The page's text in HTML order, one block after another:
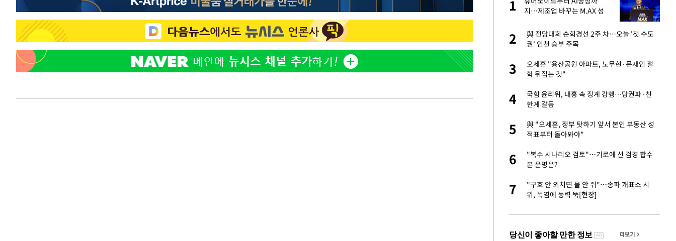
어 이혼…애 못 낳아 미안했
다"
2
렸습니다"
3
백혈병 재발 최성원 "치료가 날 죽이는 것 같
았다" 눈물
4
1
지…제조업 바꾸는 M.AX 성
2
與 전당대회 순회경선 2주 차…오늘 '첫 수도
권' 인천 승부 주목
3
오세훈 "용산공원 아파트, 노무현·문재인 철
학 뒤집는 것"
4
국힘 윤리위, 내홍 속 징계 강행…당권파·친
한계 갈등
5
與 "오세훈, 정부 탓하기 앞서 본인 부동산 성
적표부터 돌아봐야"
6
"복수 시나리오 검토"…기로에 선 검경 합수
본 운명은?
7
"구호 안 외치면 물 안 줘"…송파 개표소 시
위, 폭염에 동력 뚝[현장]